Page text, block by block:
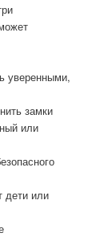
уверенными,
замки
или
дети или